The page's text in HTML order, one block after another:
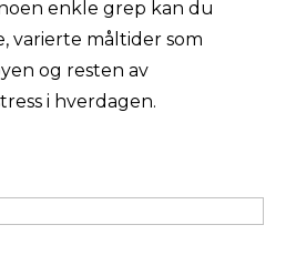
enkle grep kan du
varierte måltider som
og resten av
i hverdagen.